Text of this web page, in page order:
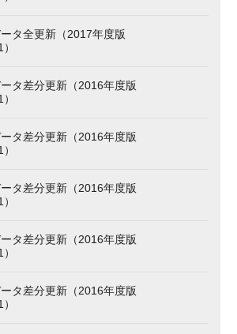
タ全更新（2017年度版
タ差分更新（2016年度版
タ差分更新（2016年度版
タ差分更新（2016年度版
タ差分更新（2016年度版
タ差分更新（2016年度版